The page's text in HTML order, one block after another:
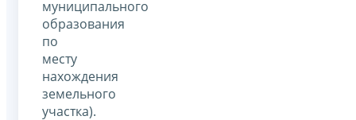
муниципального
образования
по
месту
нахождения
земельного
участка).